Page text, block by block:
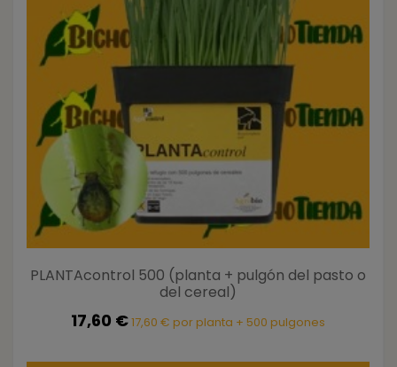
PLANTAcontrol 500 (planta + pulgón del pasto o
del cereal)
17,60 €17,60 € por planta + 500 pulgones